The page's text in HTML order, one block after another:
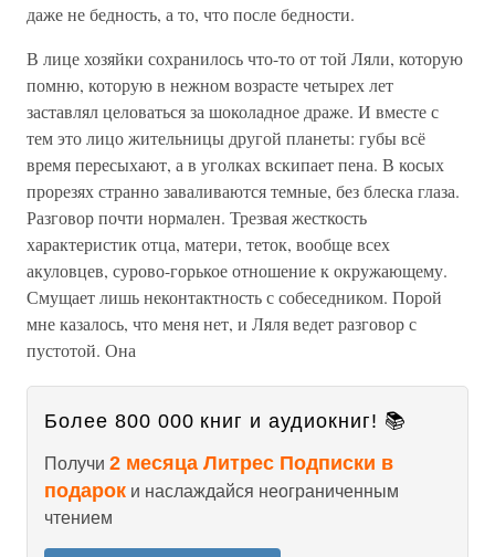
даже не бедность, а то, что после бедности.
В лице хозяйки сохранилось что-то от той Ляли, которую
помню, которую в нежном возрасте четырех лет
заставлял целоваться за шоколадное драже. И вместе с
тем это лицо жительницы другой планеты: губы всё
время пересыхают, а в уголках вскипает пена. В косых
прорезях странно заваливаются темные, без блеска глаза.
Разговор почти нормален. Трезвая жесткость
характеристик отца, матери, теток, вообще всех
акуловцев, сурово-горькое отношение к окружающему.
Смущает лишь неконтактность с собеседником. Порой
мне казалось, что меня нет, и Ляля ведет разговор с
пустотой. Она
Более 800 000 книг и аудиокниг! 📚
Получи 2 месяца Литрес Подписки в
подарок и наслаждайся неограниченным
чтением